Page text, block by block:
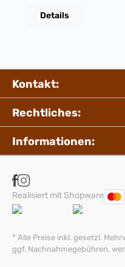
Hochergiebig - 1,4
Details
Kontakt:
Rechtliches:
Informationen:
Realisiert mit Shopware
* Alle Preise inkl. gesetzl.
ggf. Nachnahmegebühren,